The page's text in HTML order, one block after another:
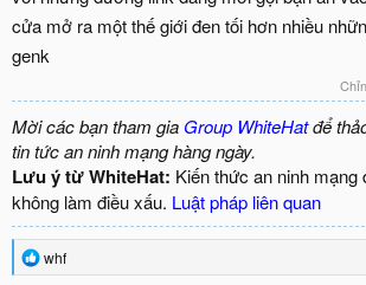
cửa mở ra một thế giới đen tối hơn nhiều
genk
Mời các bạn tham gia Group WhiteHatđể
tin tức an ninh mạng hàng ngày.
Lưu ý từ WhiteHat: Kiến thức an ninh mạng
không làm điều xấu. Luật pháp liên quan
R
e
whf